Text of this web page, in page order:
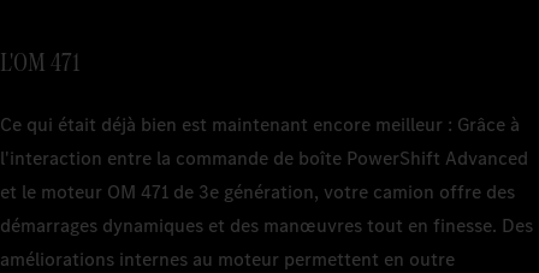
L'OM 471
Ce qui était déjà bien est maintenant encore meilleur : Grâce à
l'interaction entre la commande de boîte PowerShift Advanced
et le moteur OM 471 de 3e génération, votre camion offre des
démarrages dynamiques et des manœuvres tout en finesse. Des
améliorations internes au moteur permettent en outre